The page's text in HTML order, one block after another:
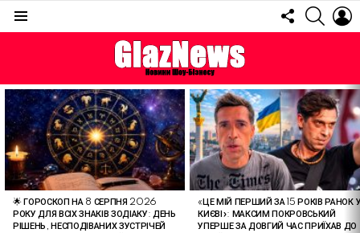
FOLLOW
US
ОСТАННІ
СТАТТІ
🌟 ГОРОСКОП НА 8 СЕРПНЯ 2026
РОКУ ДЛЯ ВСІХ ЗНАКІВ ЗОДІАКУ: ДЕНЬ
РІШЕНЬ, НЕСПОДІВАНИХ ЗУСТРІЧЕЙ
«ЦЕ МІЙ ПЕРШИЙ ЗА 15 РОКІВ РАНОК
КИЄВІ»: МАКСИМ ПОКРОВСЬКИЙ
УПЕРШЕ ЗА ДОВГИЙ ЧАС ПРИЇХАВ ДО